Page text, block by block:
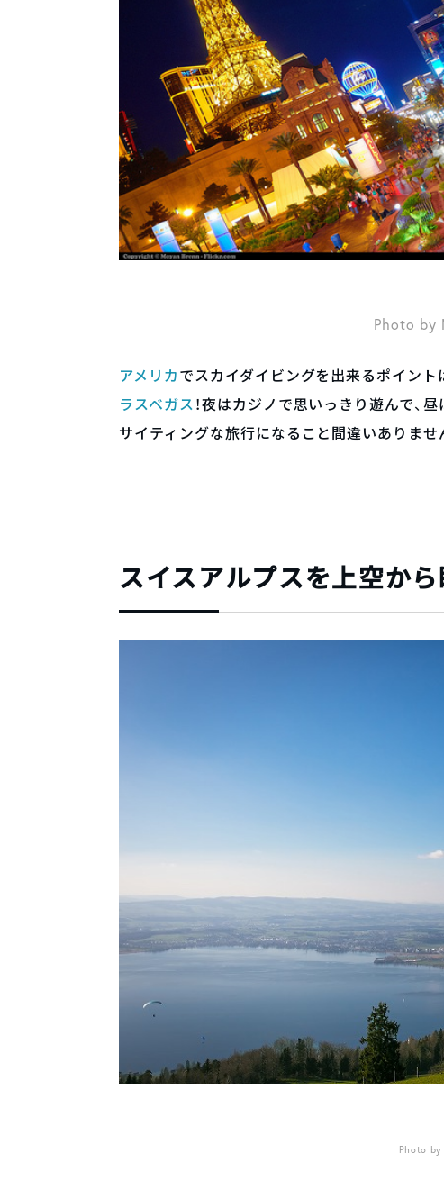
Photo by
アメリカでスカイダイビングを出来るポイン
ラスベガス！夜はカジノで思いっきり遊んで、
サイティングな旅行になること間違いありませ
スイスアルプスを上空から
Photo